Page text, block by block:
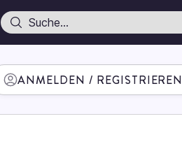
Suche
ANMELDEN / REGISTRIEREN